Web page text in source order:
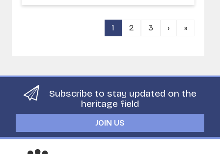
1 2 3 › »
Subscribe to stay updated on the
heritage field
JOIN US